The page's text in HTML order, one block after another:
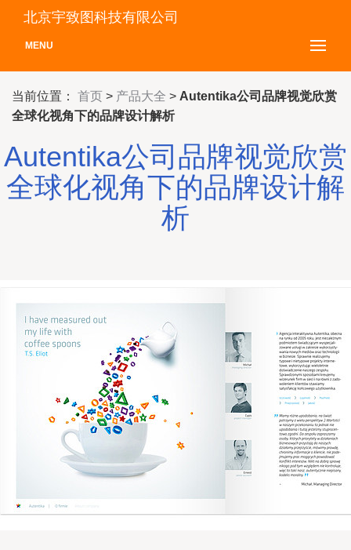
北京宇致图科技有限公司
MENU
当前位置： 首页 > 产品大全 > Autentika公司品牌视觉欣赏
全球化视角下的品牌设计解析
Autentika公司品牌视觉欣赏
全球化视角下的品牌设计解
析